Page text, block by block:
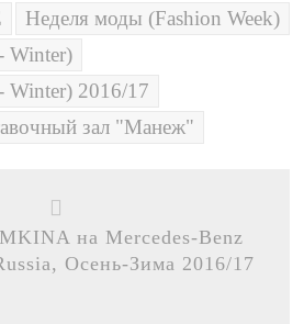
Неделя моды (Fashion Week)
Winter)
Winter) 2016/17
зал "Манеж"
на Mercedes-Benz
Осень-Зима 2016/17